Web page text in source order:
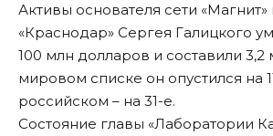
Активы основателя сети
«Краснодар» Сергея Галицкого
100 млн долларов и составили 3,2
мировом списке он опустился на
российском – на 31-е.
Состояние главы «Лаборатории